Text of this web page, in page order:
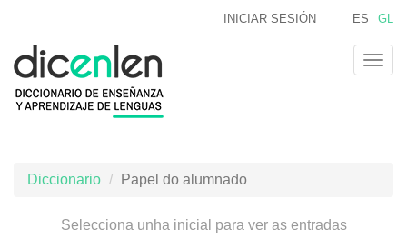
contido
principal
ES GL
INICIAR SESIÓN
Diccionario Papel do alumnado
Selecciona unha inicial para ver as entradas